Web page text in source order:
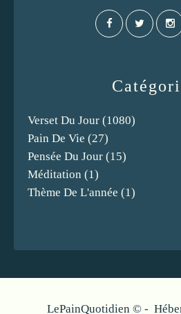
Verset Du Jour (1080)
Pain De Vie (27)
Pensée Du Jour (15)
Méditation (1)
Thème De L'année (1)
LePainQuotidien © -